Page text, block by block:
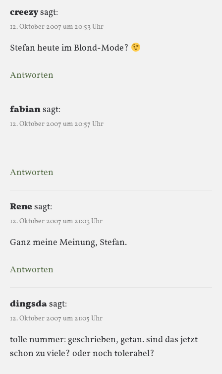
creezysagt:
12. Oktober 2007 um 20:53 Uhr
Stefan heute im Blond-Mode?
Antworten
fabiansagt:
12. Oktober 2007 um 20:57 Uhr
Antworten
Renesagt:
12. Oktober 2007 um 21:03 Uhr
Ganz meine Meinung, Stefan.
Antworten
dingsdasagt:
12. Oktober 2007 um 21:05 Uhr
tolle nummer: geschrieben, getan. sind das jetzt
schon zu viele? oder noch tolerabel?